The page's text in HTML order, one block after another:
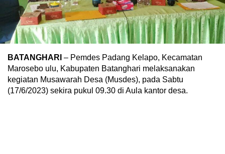
BATANGHARI – Pemdes Padang Kelapo, Kecamatan
Marosebo ulu, Kabupaten Batanghari melaksanakan
kegiatan Musawarah Desa (Musdes), pada Sabtu
(17/6/2023) sekira pukul 09.30 di Aula kantor desa.